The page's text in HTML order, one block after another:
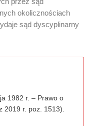
okolicznościach
sąd dyscyplinarny
1982 r. – Prawo o
2019 r. poz. 1513).